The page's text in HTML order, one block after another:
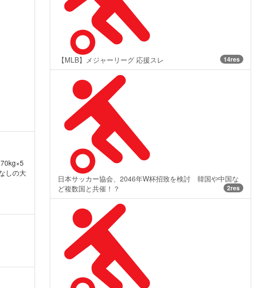
しの大
【MLB】メジャーリーグ 応援スレ 14res
日本サッカー協会、2046年W杯招致を検討 韓国や中国な
ど複数国と共催！？
2res